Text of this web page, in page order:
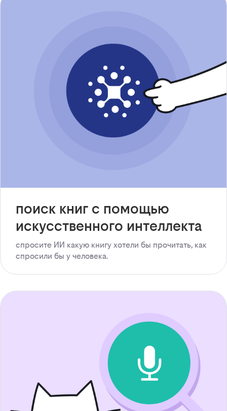
поиск книг с помощью
искусственного интеллекта
спросите ИИ какую книгу хотели бы прочитать, как
спросили бы у человека.